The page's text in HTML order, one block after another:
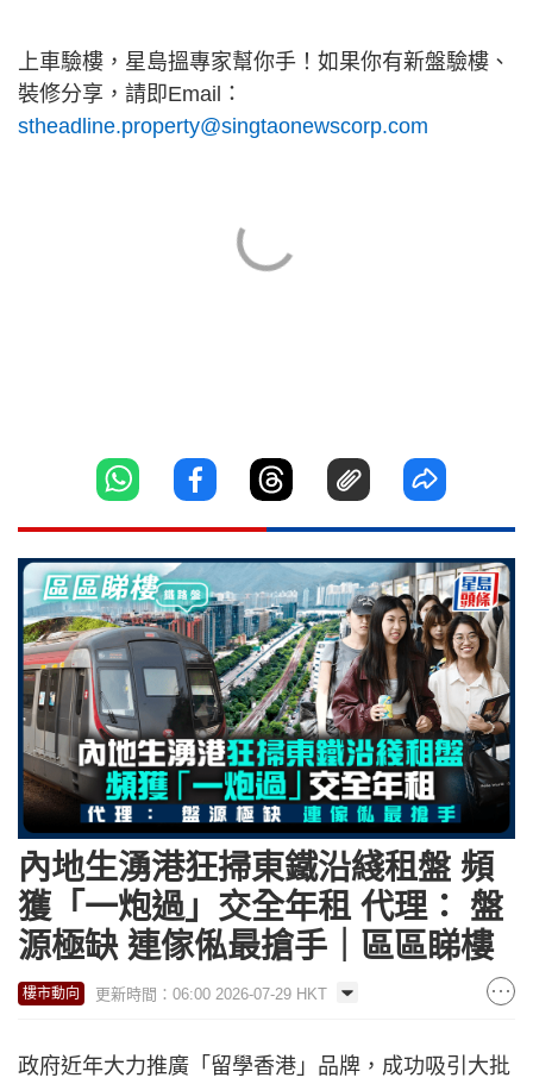
上車驗樓，星島搵專家幫你手！如果你有新盤驗樓、
裝修分享，請即Email：
stheadline.property@singtaonewscorp.com
內地生湧港狂掃東鐵沿綫租盤 頻
獲「一炮過」交全年租 代理： 盤
源極缺 連傢俬最搶手｜區區睇樓
樓市動向 更新時間：06:00 2026-07-29 HKT
政府近年大力推廣「留學香港」品牌，成功吸引大批